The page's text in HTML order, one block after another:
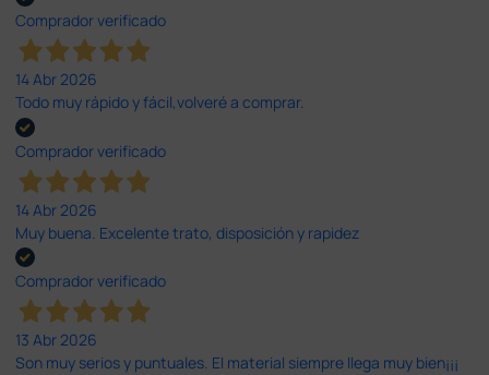
Comprador verificado
14 Abr 2026
Todo muy rápido y fácil,volveré a comprar.
Comprador verificado
14 Abr 2026
Muy buena. Excelente trato, disposición y rapidez
Comprador verificado
13 Abr 2026
Son muy serios y puntuales. El material siempre llega muy bien¡¡¡